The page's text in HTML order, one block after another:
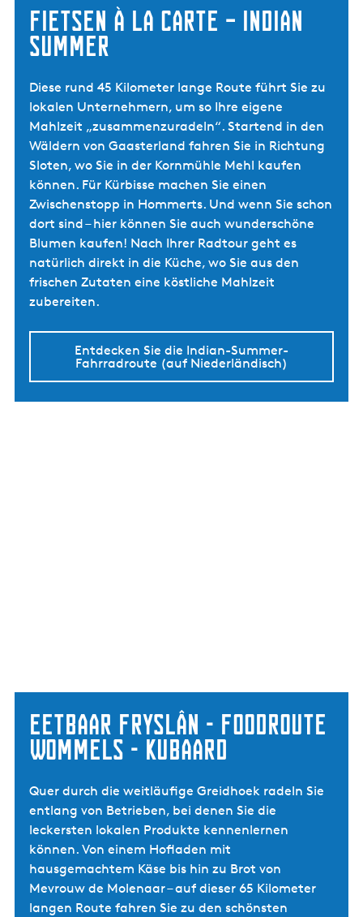
Fietsen à la carte – Indian
Summer
Diese rund 45 Kilometer lange Route führt Sie zu
lokalen Unternehmern, um so Ihre eigene
Mahlzeit „zusammenzuradeln“. Startend in den
Wäldern von Gaasterland fahren Sie in Richtung
Sloten, wo Sie in der Kornmühle Mehl kaufen
können. Für Kürbisse machen Sie einen
Zwischenstopp in Hommerts. Und wenn Sie schon
dort sind – hier können Sie auch wunderschöne
Blumen kaufen! Nach Ihrer Radtour geht es
natürlich direkt in die Küche, wo Sie aus den
frischen Zutaten eine köstliche Mahlzeit
zubereiten.
Entdecken Sie die Indian-Summer-
Fahrradroute (auf Niederländisch)
Eetbaar Fryslân - Foodroute
Wommels - Kubaard
Quer durch die weitläufige Greidhoek radeln Sie
entlang von Betrieben, bei denen Sie die
leckersten lokalen Produkte kennenlernen
können. Von einem Hofladen mit
hausgemachtem Käse bis hin zu Brot von
Mevrouw de Molenaar – auf dieser 65 Kilometer
langen Route fahren Sie zu den schönsten